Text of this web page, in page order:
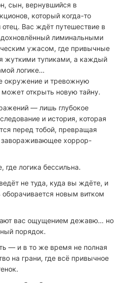
сын, вернувшийся в
который когда-то
Вас ждёт путешествие в
лиминальными
ужасом, где привычные
жуткими тупиками, а каждый
логике…
окружение и тревожную
открыть новую тайну.
— лишь глубокое
и история, которая
перед тобой, превращая
завораживающее хоррор-
где логика бессильна.
не туда, куда вы ждёте, и
новым витком
вас ощущением дежавю… но
порядок.
— и в то же время не полная
на грани, где всё привычное